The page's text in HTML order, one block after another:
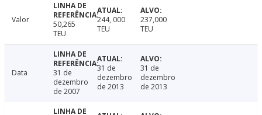
Valor
50,265
TEU
244, 000
TEU
237,000
TEU
Data
31 de
dezembro
de 2007
31 de
dezembro
de 2013
31 de
dezembro
de 2013